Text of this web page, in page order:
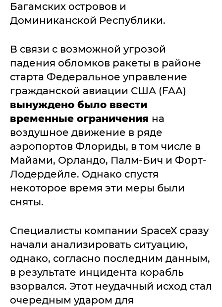
Багамских островов и
Доминиканской Республики.
В связи с возможной угрозой
падения обломков ракеты в районе
старта Федеральное управление
гражданской авиации США (FAA)
вынуждено было ввести
временные ограничения на
воздушное движение в ряде
аэропортов Флориды, в том числе в
Майами, Орландо, Палм-Бич и Форт-
Лодердейле. Однако спустя
некоторое время эти меры были
сняты.
Специалисты компании SpaceX сразу
начали анализировать ситуацию,
однако, согласно последним данным,
в результате инцидента корабль
взорвался. Этот неудачный исход стал
очередным ударом для